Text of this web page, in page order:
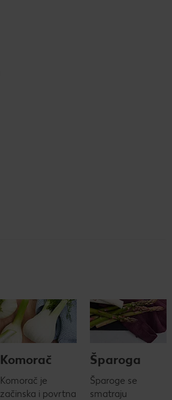
Komorač
Komorač je
začinska i povrtna
Šparoga
Šparoge se
smatraju